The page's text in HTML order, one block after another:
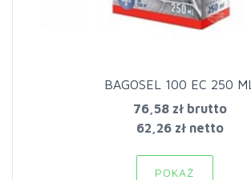
BAGOSEL 100 EC 250 ML
76,58 złbrutto
62,26 zł netto
POKAŻ